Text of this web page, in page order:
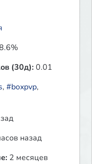
(30д):0.01
, #boxpvp,
назад
2 месяцев